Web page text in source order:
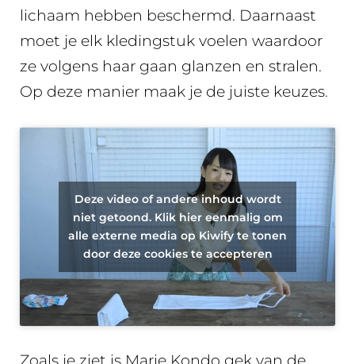
lichaam hebben beschermd. Daarnaast
moet je elk kledingstuk voelen waardoor
ze volgens haar gaan glanzen en stralen.
Op deze manier maak je de juiste keuzes.
Deze video of andere inhoud wordt
niet getoond. Klik hier eenmalig om
alle externe media op Kiwify te tonen
door deze cookies te accepteren